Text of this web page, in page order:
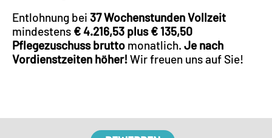
Entlohnung bei 37 Wochenstunden Vollzeit
mindestens € 4.216,53 plus € 135,50
Pflegezuschuss brutto monatlich. Je nach
Vordienstzeiten höher!Wir freuen uns auf Sie!